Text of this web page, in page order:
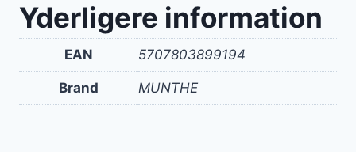
Yderligere information
EAN 5707803899194
Brand MUNTHE